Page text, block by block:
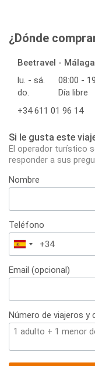
¿Dónde
Beetravel -
lu. - sá.
08:00 -
do.
Día libre
+34 611 01 96 14
Si le gusta este
El operador turístico
responder a sus
Nombre
Teléfono
España
+34
Email (opcional)
Número de viajeros y